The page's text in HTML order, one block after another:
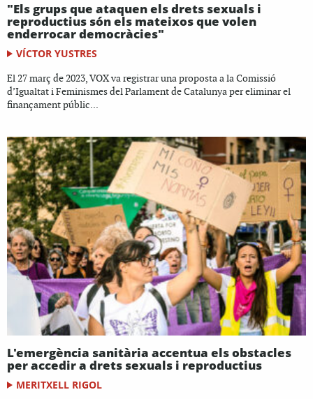
"Els grups que ataquen els drets sexuals i
reproductius són els mateixos que volen
enderrocar democràcies"
VÍCTOR YUSTRES
El 27 març de 2023, VOX va registrar una proposta a la Comissió
d’Igualtat i Feminismes del Parlament de Catalunya per eliminar el
finançament públic...
L'emergència sanitària accentua els obstacles
per accedir a drets sexuals i reproductius
MERITXELL RIGOL